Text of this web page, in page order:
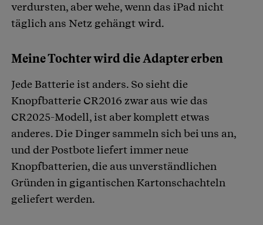
verdursten, aber wehe, wenn das iPad nicht
täglich ans Netz gehängt wird.
Meine Tochter wird die Adapter erben
Jede Batterie ist anders. So sieht die
Knopfbatterie CR2016 zwar aus wie das
CR2025-Modell, ist aber komplett etwas
anderes. Die Dinger sammeln sich bei uns an,
und der Postbote liefert immer neue
Knopfbatterien, die aus unverständlichen
Gründen in gigantischen Kartonschachteln
geliefert werden.